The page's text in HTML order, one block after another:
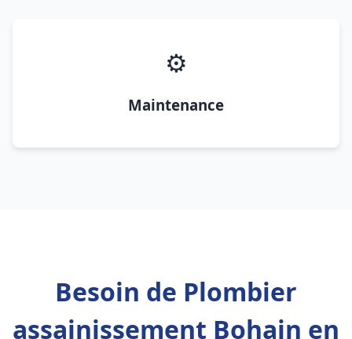
⚙️
Maintenance
Besoin de Plombier
assainissement Bohain en